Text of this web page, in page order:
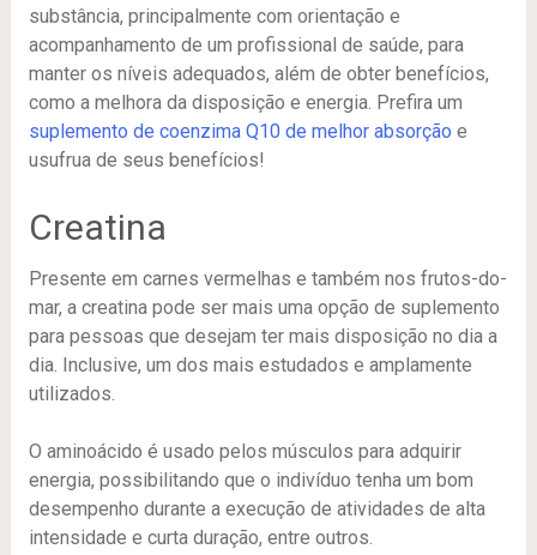
substância, principalmente com orientação e
acompanhamento de um profissional de saúde, para
manter os níveis adequados, além de obter benefícios,
como a melhora da disposição e energia. Prefira um
suplemento de coenzima Q10 de melhor absorção e
usufrua de seus benefícios!
Creatina
Presente em carnes vermelhas e também nos frutos-do-
mar, a creatina pode ser mais uma opção de suplemento
para pessoas que desejam ter mais disposição no dia a
dia. Inclusive, um dos mais estudados e amplamente
utilizados.
O aminoácido é usado pelos músculos para adquirir
energia, possibilitando que o indivíduo tenha um bom
desempenho durante a execução de atividades de alta
intensidade e curta duração, entre outros.